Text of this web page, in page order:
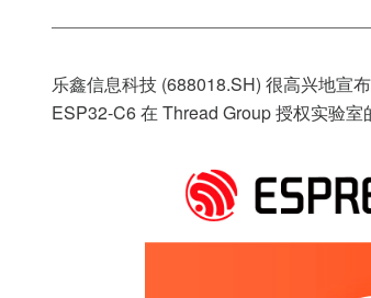
乐鑫信息科技 (688018.SH) 很高兴地宣布
ESP32-C6 在 Thread Group 授权实验室